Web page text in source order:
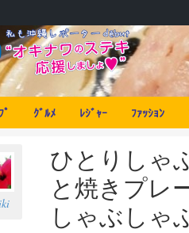
ﾟ
ｸﾞﾙﾒ ﾚｼﾞｬｰ ﾌｧｯｼｮﾝ
ひとりしゃ
と焼きプレ
しゃぶしゃ